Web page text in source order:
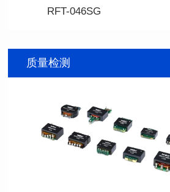
料号: RFT-046SG
传输频带: 0.4-500MHz
阻抗比（RFT）: 1:1
RFT-046SG
料号
质量检测